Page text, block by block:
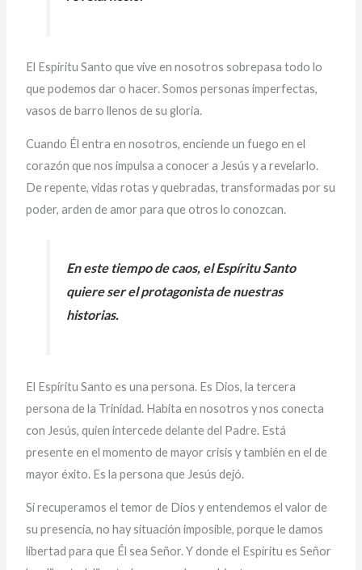
El Espíritu Santo que vive en nosotros sobrepasa todo lo
que podemos dar o hacer. Somos personas imperfectas,
vasos de barro llenos de su gloria.
Cuando Él entra en nosotros, enciende un fuego en el
corazón que nos impulsa a conocer a Jesús y a revelarlo.
De repente, vidas rotas y quebradas, transformadas por su
poder, arden de amor para que otros lo conozcan.
En este tiempo de caos, el Espíritu Santo
quiere ser el protagonista de nuestras
historias.
El Espíritu Santo es una persona. Es Dios, la tercera
persona de la Trinidad. Habita en nosotros y nos conecta
con Jesús, quien intercede delante del Padre. Está
presente en el momento de mayor crisis y también en el de
mayor éxito. Es la persona que Jesús dejó.
Si recuperamos el temor de Dios y entendemos el valor de
su presencia, no hay situación imposible, porque le damos
libertad para que Él sea Señor. Y donde el Espíritu es Señor